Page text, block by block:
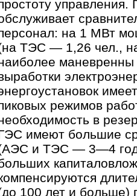
управления.
на 1 МВт
ТЭС — 1,26 чел.,
маневренны
режимов
в
имеют большие
и ТЭС — 3—4
100 лет и больше)